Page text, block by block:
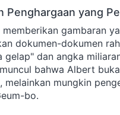
Penghargaan yang
gambaran
dokumen-dokumen
gelap" dan angka
bahwa Albert
melainkan mungkin
bo.